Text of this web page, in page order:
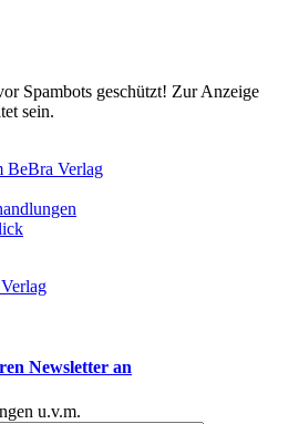
Spambots geschützt! Zur Anzeige
sein.
BeBra Verlag
Newsletter an
u.v.m.